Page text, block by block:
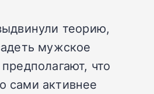
теорию,
мужское
что
активнее